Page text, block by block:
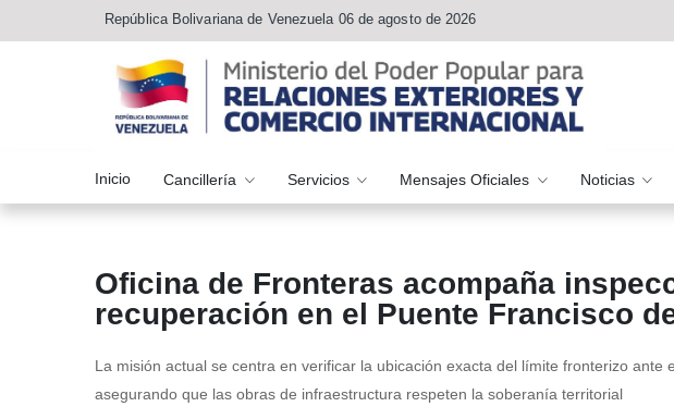
República Bolivariana de Venezuela 06 de agosto de 2026
Inicio Cancillería Servicios Mensajes Oficiales Noticias
Oficina de Fronteras acompaña
recuperación en el Puente Francisco
La misión actual se centra en verificar la ubicación exacta del límite fronterizo ante
asegurando que las obras de infraestructura respeten la soberanía territorial